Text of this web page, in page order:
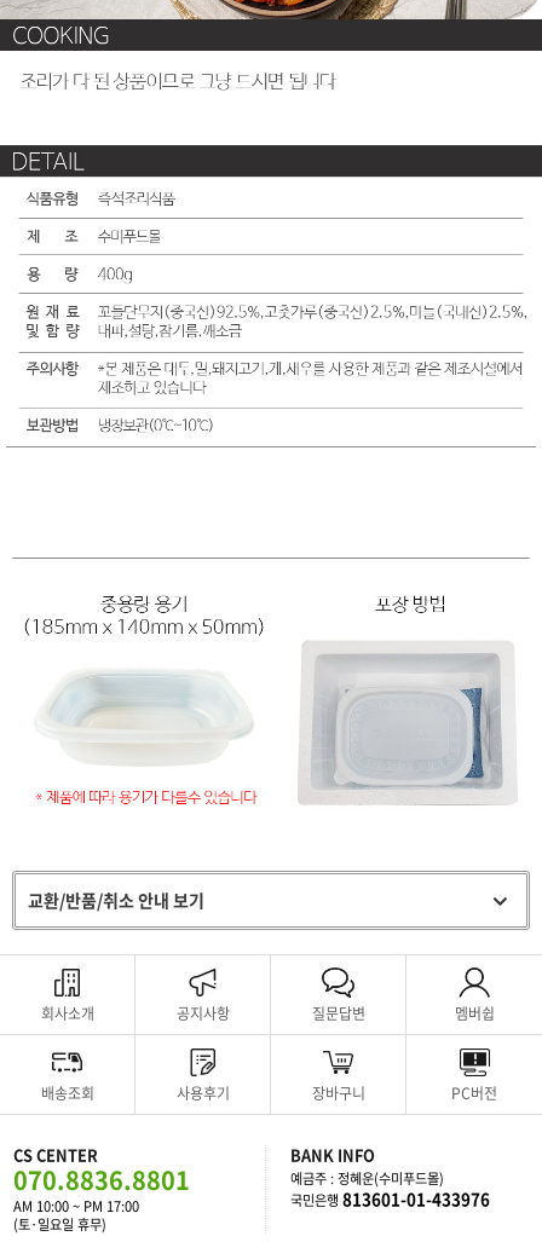
교환/반품/취소 안내 보기
회사소개 공지사항 질문답변 멤버쉽
배송조회 사용후기 장바구니 PC버전
CS CENTER
070.8836.8801
AM 10:00 ~ PM 17:00
(토·일요일 휴무)
BANK INFO
예금주 : 정혜운(수미푸드몰)
국민은행 813601-01-433976